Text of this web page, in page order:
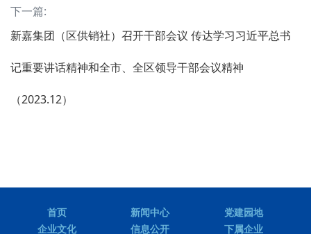
下一篇:
新嘉集团（区供销社）召开干部会议 传达学习习近平总书
记重要讲话精神和全市、全区领导干部会议精神
（2023.12）
首页 新闻中心
党建园地
企业文化
信息公开 下属企业